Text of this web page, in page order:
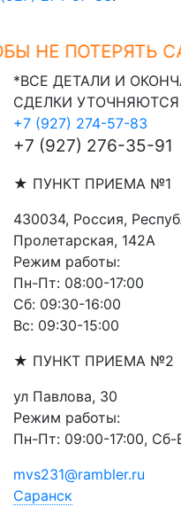
НЕ ПОТЕРЯТЬ
*ВСЕ ДЕТАЛИ И
СДЕЛКИ
+7 (927) 274-57-83
+7 (927) 276-35-91
★ ПУНКТ ПРИЕМА №1
430034, Россия,
Пролетарская, 142А
Режим работы:
Пн-Пт: 08:00-17:00
Сб: 09:30-16:00
Вс: 09:30-15:00
★ ПУНКТ ПРИЕМА №2
ул Павлова, 30
Режим работы:
Пн-Пт: 09:00-17:00, Сб-
mvs231@rambler.ru
Саранск